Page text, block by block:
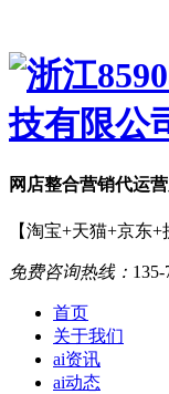
网店整合营销代运
【淘宝+天猫+京东+
免费咨询热线： 135-
首页
关于我们
ai资讯
ai动态